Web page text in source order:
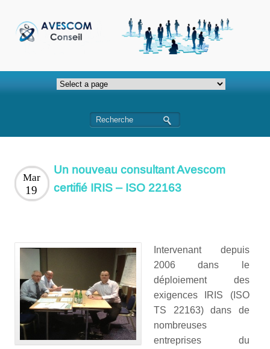
Un nouveau consultant Avescom
certifié IRIS – ISO 22163
Mar
19
Intervenant depuis
2006 dans le
déploiement des
exigences IRIS (ISO
TS 22163) dans de
nombreuses
entreprises du